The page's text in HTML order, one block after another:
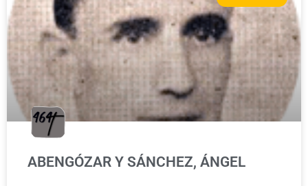
ABENGÓZAR Y SÁNCHEZ, ÁNGEL